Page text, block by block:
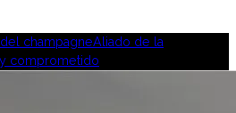
champagneAliado de la
comprometido